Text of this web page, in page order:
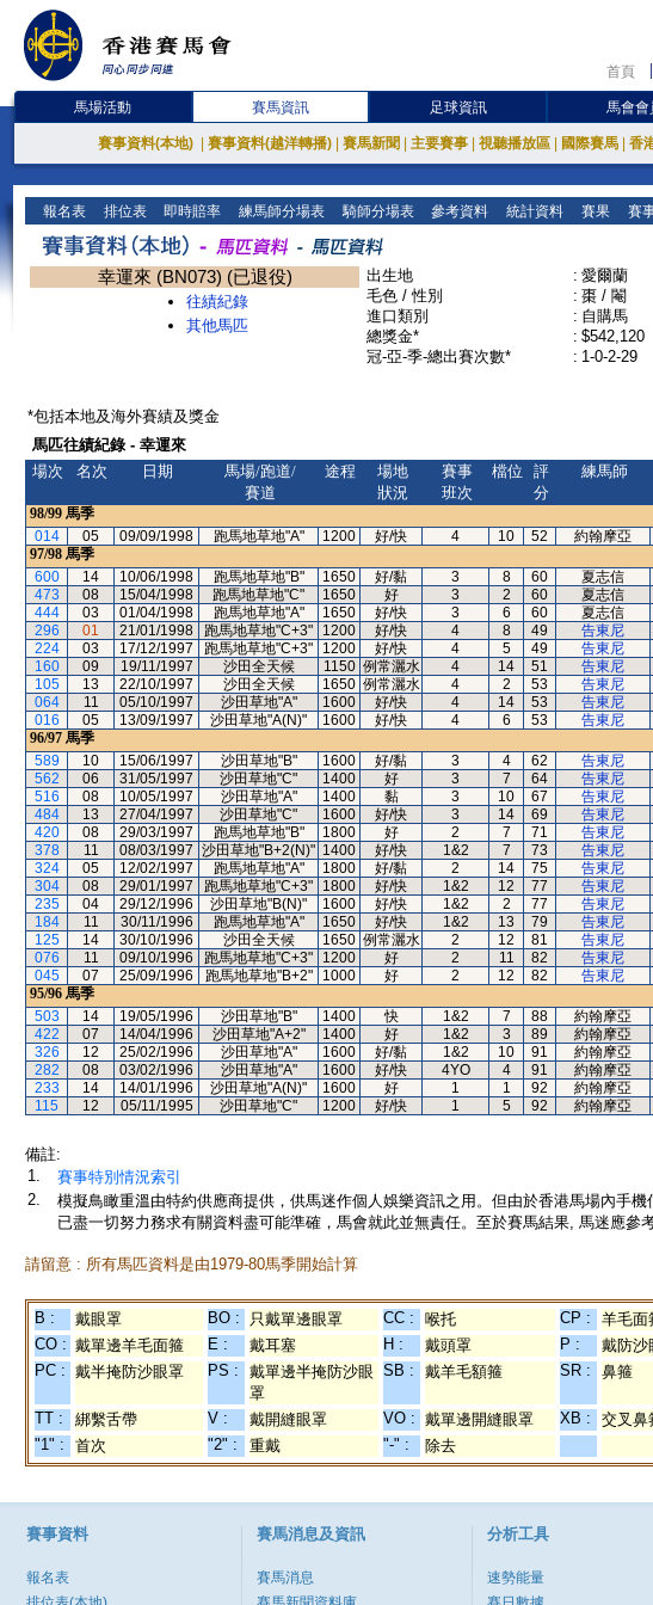
首頁
馬場活動 賽馬資訊 足球資訊 馬會會
賽事資料(本地) 賽事資料(越洋轉播) 賽馬新聞 主要賽事 視聽播放區 國際賽馬 香
報名表 排位表 即時賠率 練馬師分場表 騎師分場表 參考資料 統計資料 賽果 賽
幸運來 (BN073) (已退役)
往績紀錄
其他馬匹
出生地 : 愛爾蘭
毛色 / 性別
: 棗 / 閹
進口類別
: 自購馬
總獎金*
: $542,120
冠-亞-季-總出賽次數*
: 1-0-2-29
*包括本地及海外賽績及獎金
馬匹往績紀錄 - 幸運來
場次
名次 日期
馬場/跑道/
賽道
途程
場地
狀況
賽事
班次
檔位
評
分
練馬師
98/99 馬季
014
05 09/09/1998 跑馬地草地"A" 1200 好/快 4 10 52 約翰摩亞
97/98 馬季
600
14 10/06/1998 跑馬地草地"B" 1650 好/黏 3 8 60 夏志信
473
08 15/04/1998 跑馬地草地"C" 1650 好 3 2 60 夏志信
444
03 01/04/1998 跑馬地草地"A" 1650 好/快 3 6 60 夏志信
296
01 21/01/1998 跑馬地草地"C+3" 1200 好/快 4 8 49 告東尼
224
03 17/12/1997 跑馬地草地"C+3" 1200 好/快 4 5 49 告東尼
160
09 19/11/1997 沙田全天候 1150 例常灑水 4 14 51 告東尼
105
13 22/10/1997 沙田全天候 1650 例常灑水 4 2 53 告東尼
064
11 05/10/1997 沙田草地"A" 1600 好/快 4 14 53 告東尼
016
05 13/09/1997 沙田草地"A(N)" 1600 好/快 4 6 53 告東尼
96/97 馬季
589
10 15/06/1997 沙田草地"B" 1600 好/黏 3 4 62 告東尼
562
06 31/05/1997 沙田草地"C" 1400 好 3 7 64 告東尼
516
08 10/05/1997 沙田草地"A" 1400 黏 3 10 67 告東尼
484
13 27/04/1997 沙田草地"C" 1600 好/快 3 14 69 告東尼
420
08 29/03/1997 跑馬地草地"B" 1800 好 2 7 71 告東尼
378
11 08/03/1997 沙田草地"B+2(N)" 1400 好/快 1&2 7 73 告東尼
324
05 12/02/1997 跑馬地草地"A" 1800 好/黏 2 14 75 告東尼
304
08 29/01/1997 跑馬地草地"C+3" 1800 好/快 1&2 12 77 告東尼
235
04 29/12/1996 沙田草地"B(N)" 1600 好/快 1&2 2 77 告東尼
184
11 30/11/1996 跑馬地草地"A" 1650 好/快 1&2 13 79 告東尼
125
14 30/10/1996 沙田全天候 1650 例常灑水 2 12 81 告東尼
076
11 09/10/1996 跑馬地草地"C+3" 1200 好 2 11 82 告東尼
045
07 25/09/1996 跑馬地草地"B+2" 1000 好 2 12 82 告東尼
95/96 馬季
503
14 19/05/1996 沙田草地"B" 1400 快 1&2 7 88 約翰摩亞
422
07 14/04/1996 沙田草地"A+2" 1400 好 1&2 3 89 約翰摩亞
326
12 25/02/1996 沙田草地"A" 1600 好/黏 1&2 10 91 約翰摩亞
282
08 03/02/1996 沙田草地"A" 1600 好/快 4YO 4 91 約翰摩亞
233
14 14/01/1996 沙田草地"A(N)" 1600 好 1 1 92 約翰摩亞
115
12 05/11/1995 沙田草地"C" 1200 好/快 1 5 92 約翰摩亞
備註:
1.
賽事特別情況索引
2.
模擬鳥瞰重溫由特約供應商提供，供馬迷作個人娛樂資訊之用。但由於香港馬場內手
已盡一切努力務求有關資料盡可能準確，馬會就此並無責任。至於賽馬結果, 馬迷應參
請留意 : 所有馬匹資料是由1979-80馬季開始計算
B : 戴眼罩 BO : 只戴單邊眼罩 CC : 喉托 CP :
羊毛面
CO : 戴單邊羊毛面箍 E : 戴耳塞 H : 戴頭罩 P :
戴防沙
PC : 戴半掩防沙眼罩 PS :
戴單邊半掩防沙眼
罩
SB : 戴羊毛額箍 SR : 鼻箍
TT : 綁繫舌帶 V : 戴開縫眼罩 VO : 戴單邊開縫眼罩 XB :
交叉鼻
"1" :
首次 "2" : 重戴 "-" : 除去
賽事資料
報名表
賽馬消息及資訊
賽馬消息
分析工具
速勢能量